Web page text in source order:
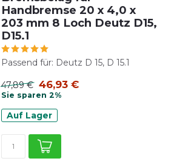
Handbremse 20 x 4,0 x
203 mm 8 Loch Deutz D15,
D15.1
Passend für: Deutz D 15, D 15.1
47,89 € 46,93 €
Sie sparen 2%
Auf Lager